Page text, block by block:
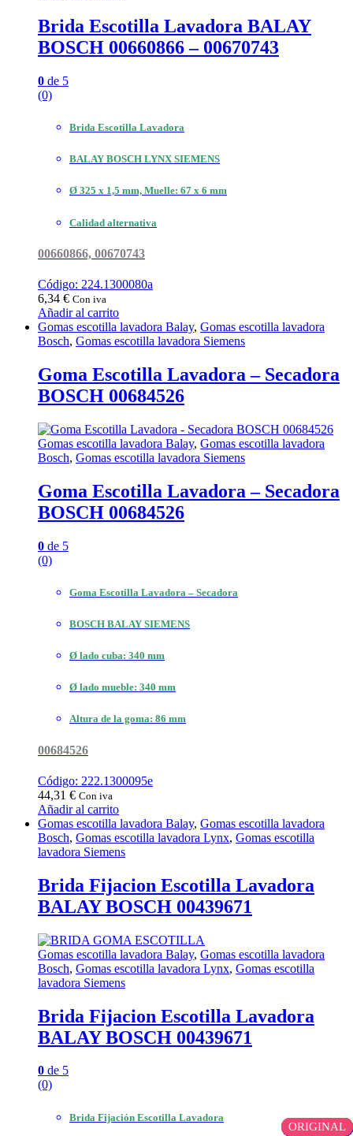
COMPATIBLE
COMPATIBLE
OEM
OEM
OEM
COMPATIBLE
COMPATIBLE
OEM
COMPATIBLE
OEM
COMPATIBLE
OEM
ORIGINAL
COMPATIBLE
COMPATIBLE
COMPATIBLE
Brida Escotilla Lavadora BALAY
BOSCH 00660866 – 00670743
0 de 5
(0)
Brida Escotilla Lavadora
BALAY BOSCH LYNX SIEMENS
Ø 325 x 1,5 mm, Muelle: 67 x 6 mm
Calidad alternativa
00660866, 00670743
Código: 224.1300080a
6,34 € Con iva
Añadir al carrito
Gomas escotilla lavadora Balay, Gomas escotilla lavadora
Bosch, Gomas escotilla lavadora Siemens
Goma Escotilla Lavadora – Secadora
BOSCH 00684526
OEM
Gomas escotilla lavadora Balay, Gomas escotilla lavadora
Bosch, Gomas escotilla lavadora Siemens
Goma Escotilla Lavadora – Secadora
BOSCH 00684526
0 de 5
(0)
Goma Escotilla Lavadora – Secadora
BOSCH BALAY SIEMENS
Ø lado cuba: 340 mm
Ø lado mueble: 340 mm
Altura de la goma: 86 mm
00684526
Código: 222.1300095e
44,31 € Con iva
Añadir al carrito
Gomas escotilla lavadora Balay, Gomas escotilla lavadora
Bosch, Gomas escotilla lavadora Lynx, Gomas escotilla
lavadora Siemens
Brida Fijacion Escotilla Lavadora
BALAY BOSCH 00439671
ORIGINAL
Gomas escotilla lavadora Balay, Gomas escotilla lavadora
Bosch, Gomas escotilla lavadora Lynx, Gomas escotilla
lavadora Siemens
Brida Fijacion Escotilla Lavadora
BALAY BOSCH 00439671
0 de 5
(0)
Brida Fijación Escotilla Lavadora
COMPATIBLE
ORIGINAL